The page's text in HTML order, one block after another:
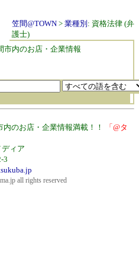
市内のお店・企業情報
笠間@TOWN > 業種別 : 資格法律 (弁
護士)
のお店・企業情報満載！！
「@タ
ィア
3
all rights reserved